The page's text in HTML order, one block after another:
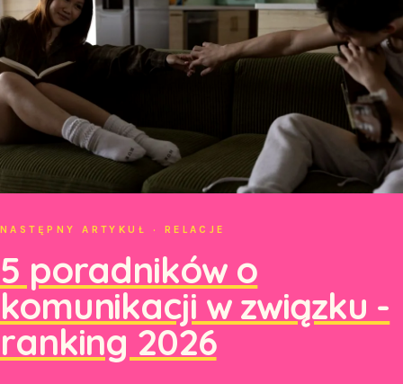
NASTĘPNY ARTYKUŁ · RELACJE
5 poradników o
komunikacji w związku -
ranking 2026